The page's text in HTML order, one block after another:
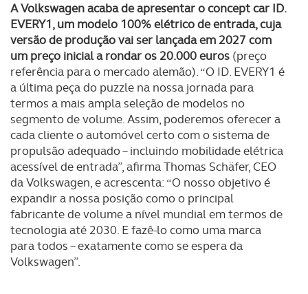
A Volkswagen acaba de apresentar o concept car ID.
EVERY1, um modelo 100% elétrico de entrada, cuja
versão de produção vai ser lançada em 2027 com
um preço inicial a rondar os 20.000 euros (preço
referência para o mercado alemão). “O ID. EVERY1 é
a última peça do puzzle na nossa jornada para
termos a mais ampla seleção de modelos no
segmento de volume. Assim, poderemos oferecer a
cada cliente o automóvel certo com o sistema de
propulsão adequado – incluindo mobilidade elétrica
acessível de entrada”, afirma Thomas Schäfer, CEO
da Volkswagen, e acrescenta: “O nosso objetivo é
expandir a nossa posição como o principal
fabricante de volume a nível mundial em termos de
tecnologia até 2030. E fazê-lo como uma marca
para todos – exatamente como se espera da
Volkswagen”.